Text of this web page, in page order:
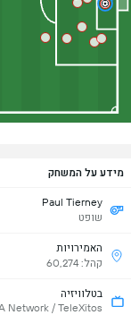
מידע על המשחק
Paul Tierney
שופט
האמירויות
קהל: 60,274
בטלוויזיה
Network / TeleXitos